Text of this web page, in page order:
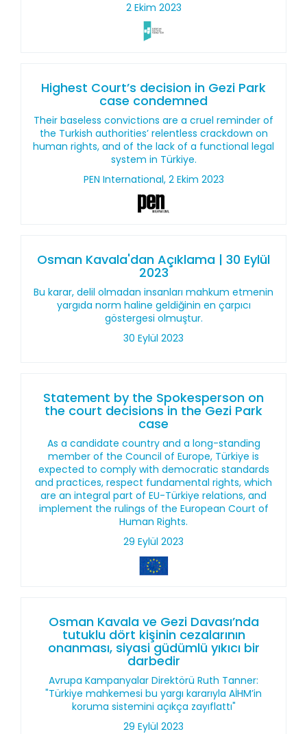
2 Ekim 2023
Highest Court’s decision in Gezi Park
case condemned
Their baseless convictions are a cruel reminder of
the Turkish authorities’ relentless crackdown on
human rights, and of the lack of a functional legal
system in Türkiye.
PEN International, 2 Ekim 2023
Osman Kavala'dan Açıklama | 30 Eylül
2023
Bu karar, delil olmadan insanları mahkum etmenin
yargıda norm haline geldiğinin en çarpıcı
göstergesi olmuştur.
30 Eylül 2023
Statement by the Spokesperson on
the court decisions in the Gezi Park
case
As a candidate country and a long-standing
member of the Council of Europe, Türkiye is
expected to comply with democratic standards
and practices, respect fundamental rights, which
are an integral part of EU-Türkiye relations, and
implement the rulings of the European Court of
Human Rights.
29 Eylül 2023
Osman Kavala ve Gezi Davası’nda
tutuklu dört kişinin cezalarının
onanması, siyasi güdümlü yıkıcı bir
darbedir
Avrupa Kampanyalar Direktörü Ruth Tanner:
"Türkiye mahkemesi bu yargı kararıyla AİHM’in
koruma sistemini açıkça zayıflattı"
29 Eylül 2023